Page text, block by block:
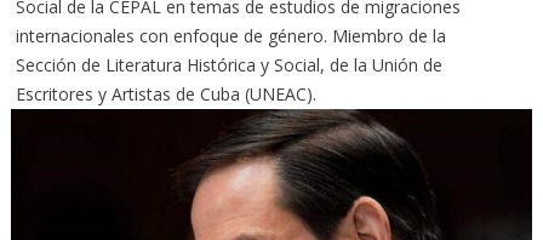
Social de la CEPAL en temas de estudios de migraciones
internacionales con enfoque de género. Miembro de la
Sección de Literatura Histórica y Social, de la Unión de
Escritores y Artistas de Cuba (UNEAC).